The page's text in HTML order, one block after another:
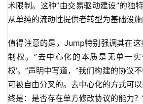
术限制。这种”由交易驱动建设”的独
从单纯的流动性提供者转型为基础设施
值得注意的是，Jump特别强调其在
制权。”去中心化的本质是无单一实
权’。”声明中写道，”我们构建的协议
可被自由分叉的。去中心化的方式可
终是：是否存在单方修改协议的能力？